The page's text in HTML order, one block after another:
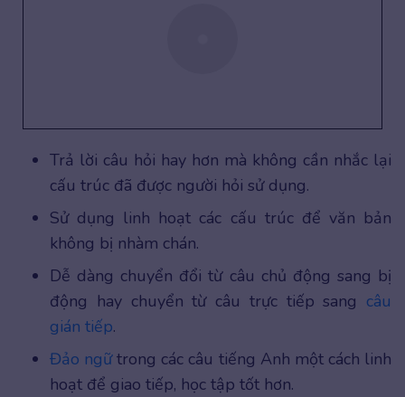
Trả lời câu hỏi hay hơn mà không cần nhắc lại
cấu trúc đã được người hỏi sử dụng.
Sử dụng linh hoạt các cấu trúc để văn bản
không bị nhàm chán.
Dễ dàng chuyển đổi từ câu chủ động sang bị
động hay chuyển từ câu trực tiếp sang câu
gián tiếp.
Đảo ngữtrong các câu tiếng Anh một cách linh
hoạt để giao tiếp, học tập tốt hơn.